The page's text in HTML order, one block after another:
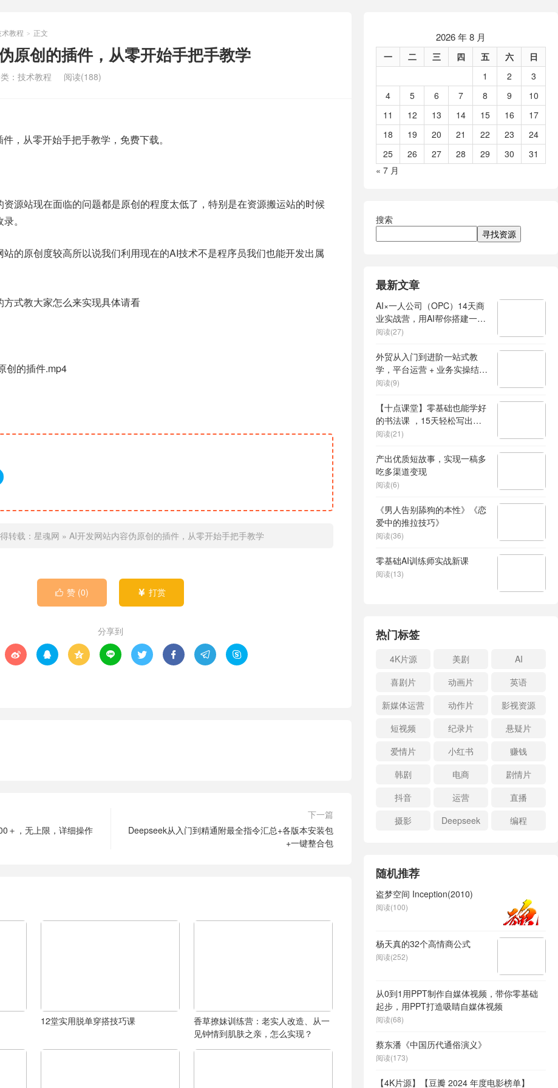
术教程 > 正文
原创的插件，从零开始手把手教学
： 技术教程 阅读(188)
，从零开始手把手教学，免费下载。
源站现在面临的问题都是原创的程度太低了，特别是在资源搬运站的时候
。
的原创度较高所以说我们利用现在的AI技术不是程序员我们也能开发出属
式教大家怎么来实现具体请看
创的插件.mp4
转载： 星魂网 » AI开发网站内容伪原创的插件，从零开始手把手教学
 赞 (0)  打赏
分享到
       
＋，无上限，详细操作
下一篇
Deepseek从入门到精通附最全指令汇总+各版本安装包
+一键整合包
12堂实用脱单穿搭技巧课
香草撩妹训练营：老实人改造、从一
见钟情到肌肤之亲，怎么实现？
2026 年 8 月
一 二 三 四 五 六
日
1
2
3
4
5 6 7 8 9
10
11
12 13 14 15 16
17
18
19 20 21 22 23
24
25
26 27 28 29 30
31
« 7 月
搜索
寻找资源
最新文章
AI×一人公司（OPC）14天商
业实战营，用AI帮你搭建一个
属于你自己的、能独立賺钱的
阅读(27)
外贸从入门到进阶一站式教
学，平台运营 + 业务实操结
合，实现业绩稳步增长
阅读(9)
【十点课堂】零基础也能学好
的书法课 ，15天轻松写出漂
亮人生
阅读(21)
产出优质短故事，实现一稿多
吃多渠道变现
阅读(6)
《男人告别舔狗的本性》《恋
爱中的推拉技巧》
阅读(36)
零基础AI训练师实战新课
阅读(13)
热门标签
4K片源 美剧
AI
喜剧片
动画片
英语
新媒体运营
动作片
影视资源
短视频
纪录片
悬疑片
爱情片
小红书
赚钱
韩剧
电商
剧情片
抖音
运营
直播
摄影
Deepseek 编程
随机推荐
盗梦空间 Inception(2010)
阅读(100)
杨天真的32个高情商公式
阅读(252)
从0到1用PPT制作自媒体视频，带你零基础
起步，用PPT打造吸睛自媒体视频
阅读(68)
蔡东潘《中国历代通俗演义》
阅读(173)
【4K片源】【豆瓣 2024 年度电影榜单】